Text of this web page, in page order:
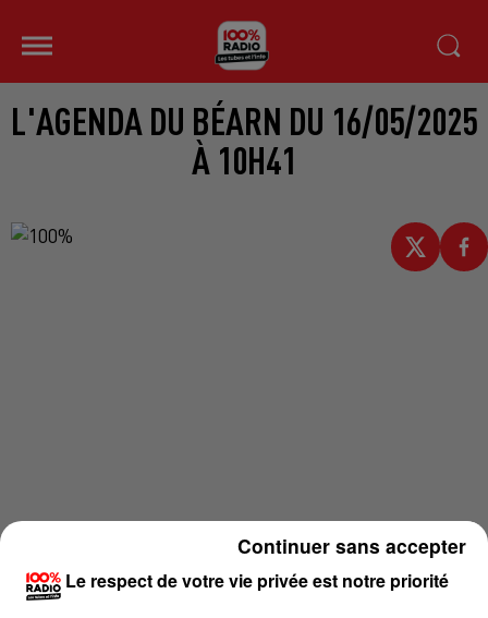
L'AGENDA DU BÉARN DU 16/05/2025
À 10H41
Le respect de votre vie privée est notre priorité
Continuer sans accepter